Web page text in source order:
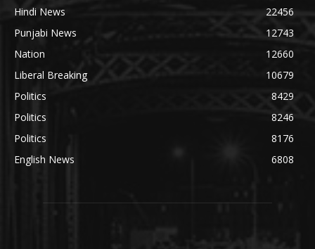
Hindi News
22456
Punjabi News
12743
Nation
12660
Liberal Breaking
10679
Politics
8429
Politics
8246
Politics
8176
English News
6808